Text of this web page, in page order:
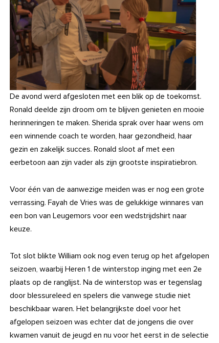
De avond werd afgesloten met een blik op de toekomst.
Ronald deelde zijn droom om te blijven genieten en mooie
herinneringen te maken. Sherida sprak over haar wens om
een winnende coach te worden, haar gezondheid, haar
gezin en zakelijk succes. Ronald sloot af met een
eerbetoon aan zijn vader als zijn grootste inspiratiebron.
Voor één van de aanwezige meiden was er nog een grote
verrassing. Fayah de Vries was de gelukkige winnares van
een bon van Leugemors voor een wedstrijdshirt naar
keuze.
Tot slot blikte William ook nog even terug op het afgelopen
seizoen, waarbij Heren 1 de winterstop inging met een 2e
plaats op de ranglijst. Na de winterstop was er tegenslag
door blessureleed en spelers die vanwege studie niet
beschikbaar waren. Het belangrijkste doel voor het
afgelopen seizoen was echter dat de jongens die over
kwamen vanuit de jeugd en nu voor het eerst in de selectie